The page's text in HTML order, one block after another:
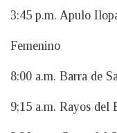
3:45 p.m. Apulo
Femenino
8:00 a.m. Barra de
9;15 a.m. Rayos del